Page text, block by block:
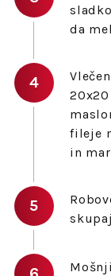
da
fileje
in